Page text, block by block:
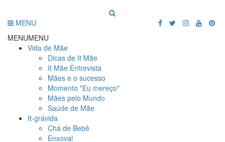
MENU
MENUMENU
Vida de Mãe
Dicas de It Mãe
It Mãe Entrevista
Mães e o sucesso
Momento "Eu mereço"
Mães pelo Mundo
Saúde de Mãe
It-grávida
Chá de Bebê
Enxoval